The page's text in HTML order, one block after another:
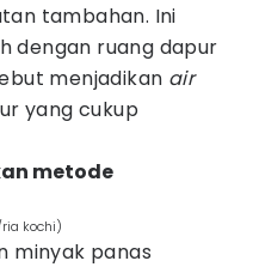
tambahan. Ini
dengan ruang dapur
menjadikan air
yang cukup
metode
kochi)
minyak panas